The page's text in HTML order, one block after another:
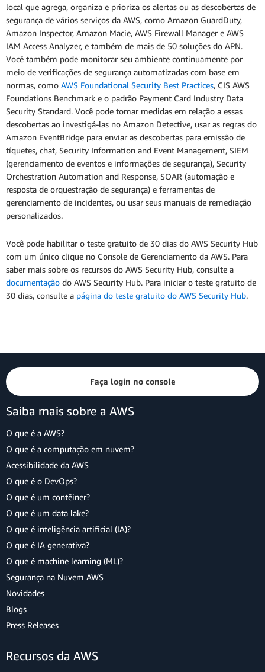
local que agrega, organiza e prioriza os alertas ou as descobertas de
segurança de vários serviços da AWS, como Amazon GuardDuty,
Amazon Inspector, Amazon Macie, AWS Firewall Manager e AWS
IAM Access Analyzer, e também de mais de 50 soluções do APN.
Você também pode monitorar seu ambiente continuamente por
meio de verificações de segurança automatizadas com base em
normas, como AWS Foundational Security Best Practices, CIS AWS
Foundations Benchmark e o padrão Payment Card Industry Data
Security Standard. Você pode tomar medidas em relação a essas
descobertas ao investigá-las no Amazon Detective, usar as regras do
Amazon EventBridge para enviar as descobertas para emissão de
tíquetes, chat, Security Information and Event Management, SIEM
(gerenciamento de eventos e informações de segurança), Security
Orchestration Automation and Response, SOAR (automação e
resposta de orquestração de segurança) e ferramentas de
gerenciamento de incidentes, ou usar seus manuais de remediação
personalizados.
Você pode habilitar o teste gratuito de 30 dias do AWS Security Hub
com um único clique no Console de Gerenciamento da AWS. Para
saber mais sobre os recursos do AWS Security Hub, consulte a
documentação do AWS Security Hub. Para iniciar o teste gratuito de
30 dias, consulte a página do teste gratuito do AWS Security Hub.
Faça login no console
Saiba mais sobre a AWS
O que é a AWS?
O que é a computação em nuvem?
Acessibilidade da AWS
O que é o DevOps?
O que é um contêiner?
O que é um data lake?
O que é inteligência artificial (IA)?
O que é IA generativa?
O que é machine learning (ML)?
Segurança na Nuvem AWS
Novidades
Blogs
Press Releases
Recursos da AWS